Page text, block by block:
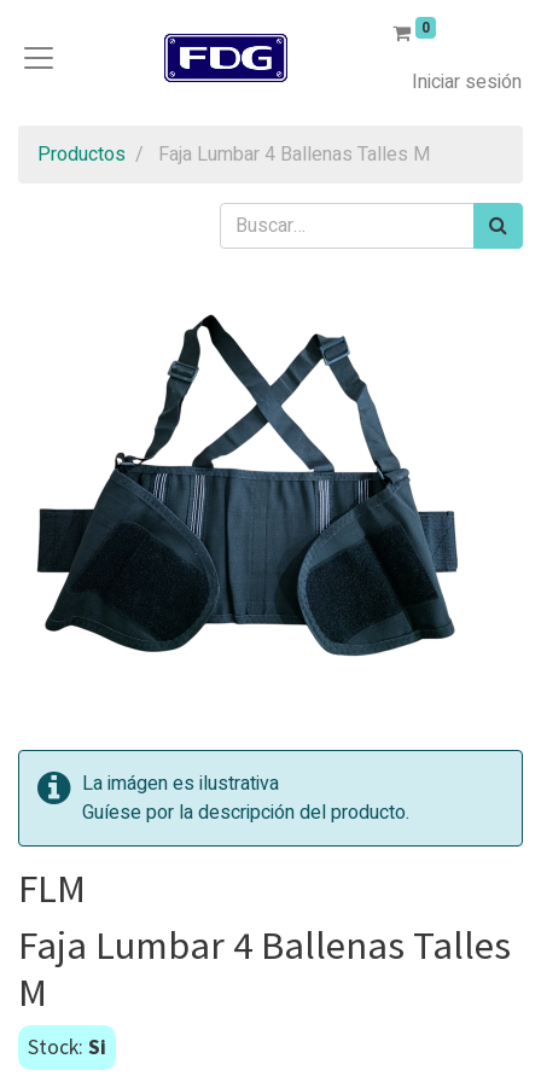
0
Iniciar sesión
Productos Faja Lumbar 4 Ballenas Talles M
La imágen es ilustrativa
Guíese por la descripción del producto.
FLM
Faja Lumbar 4 Ballenas Talles
M
Stock: Si